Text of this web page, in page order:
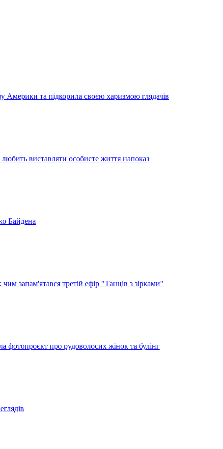
та підкорила своєю харизмою глядачів
виставляти особисте життя напоказ
Байдена
запам'ятався третій ефір "Танців з зірками"
фотопроєкт про рудоволосих жінок та булінг